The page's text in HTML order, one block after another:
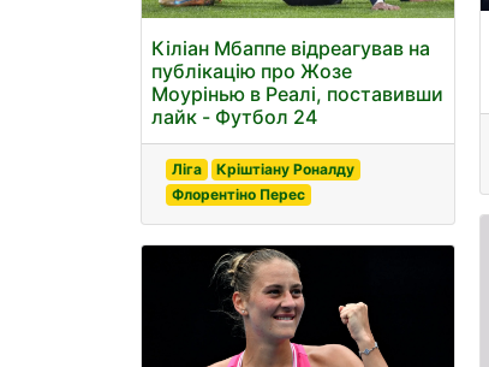
Кіліан Мбаппе відреагував на
публікацію про Жозе
Моурінью в Реалі, поставивши
лайк - Футбол 24
Ліга
Кріштіану Роналду
Флорентіно Перес